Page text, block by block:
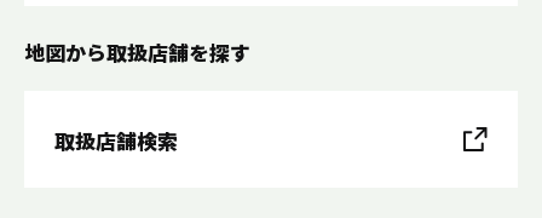
地図から取扱店舗を探す
取扱店舗検索